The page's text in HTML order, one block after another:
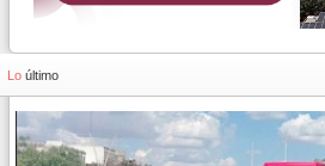
Lo último